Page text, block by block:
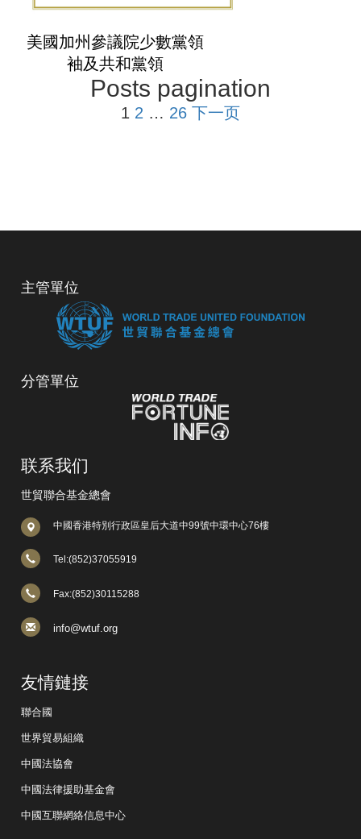
美國加州參議院少數黨領
袖及共和黨領
Posts pagination
1 2 … 26 下一页
主管單位
分管單位
联系我们
世貿聯合基金總會
中國香港特別行政區皇后大道中99號中環中心76樓
Tel:(852)37055919
Fax:(852)30115288
info@wtuf.org
友情鏈接
聯合國
世界貿易組織
中國法協會
中國法律援助基金會
中國互聯網絡信息中心